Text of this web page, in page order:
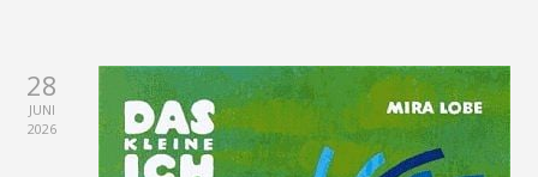
28
JUNI
2026